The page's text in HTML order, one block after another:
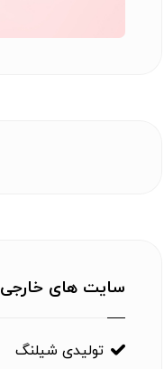
سایت های خارجی
تولیدی شیلنگ